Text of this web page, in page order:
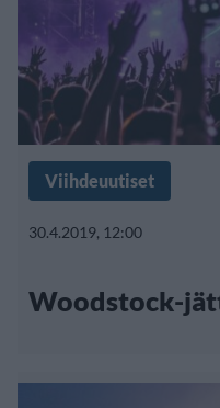
Viihdeuutiset
30.4.2019, 12:00
Woodstock-